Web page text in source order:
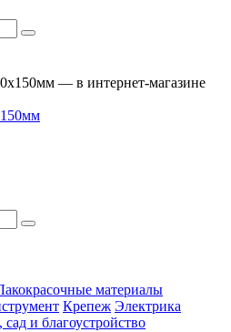
материалы
Крепеж Электрика
и благоустройство